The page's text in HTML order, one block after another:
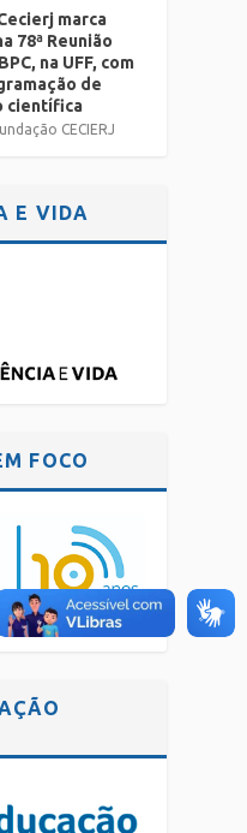
marca
78ª Reunião
na UFF, com
de
científica
CECIERJ
E VIDA
FOCO